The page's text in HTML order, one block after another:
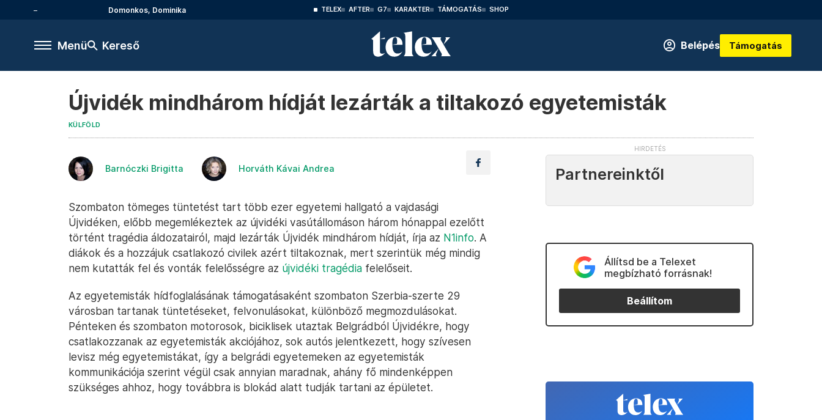
Domonkos, Dominika TELEX AFTER G7 KARAKTER TÁMOGATÁS SHOP
Menü Kereső Belépés Támogatás
Újvidék mindhárom hídját lezárták a tiltakozó egyetemisták
KÜLFÖLD
Barnóczki Brigitta Horváth Kávai Andrea
Szombaton tömeges tüntetést tart több ezer egyetemi hallgató a vajdasági
Újvidéken, előbb megemlékeztek az újvidéki vasútállomáson három hónappal ezelőtt
történt tragédia áldozatairól, majd lezárták Újvidék mindhárom hídját, írja az N1info. A
diákok és a hozzájuk csatlakozó civilek azért tiltakoznak, mert szerintük még mindig
nem kutatták fel és vonták felelősségre az újvidéki tragédia felelőseit.
Az egyetemisták hídfoglalásának támogatásaként szombaton Szerbia-szerte 29
városban tartanak tüntetéseket, felvonulásokat, különböző megmozdulásokat.
Pénteken és szombaton motorosok, biciklisek utaztak Belgrádból Újvidékre, hogy
csatlakozzanak az egyetemisták akciójához, sok autós jelentkezett, hogy szívesen
levisz még egyetemistákat, így a belgrádi egyetemeken az egyetemisták
kommunikációja szerint végül csak annyian maradnak, ahány fő mindenképpen
szükséges ahhoz, hogy továbbra is blokád alatt tudják tartani az épületet.
Partnereinktől
Állítsd be a Telexet
megbízható forrásnak!
Beállítom